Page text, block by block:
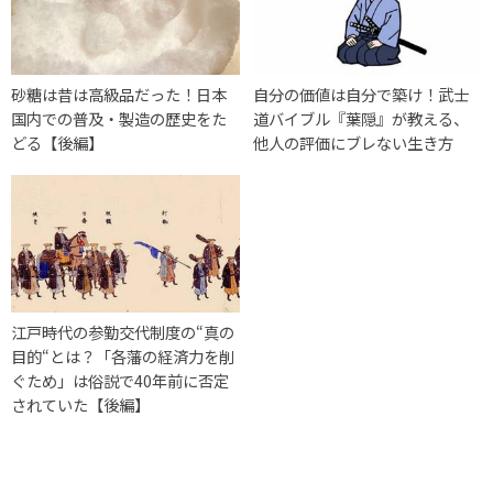
砂糖は昔は高級品だった！日本
国内での普及・製造の歴史をた
どる【後編】
自分の価値は自分で築け！武士
道バイブル『葉隠』が教える、
他人の評価にブレない生き方
江戸時代の参勤交代制度の“真の
目的“とは？「各藩の経済力を削
ぐため」は俗説で40年前に否定
されていた【後編】